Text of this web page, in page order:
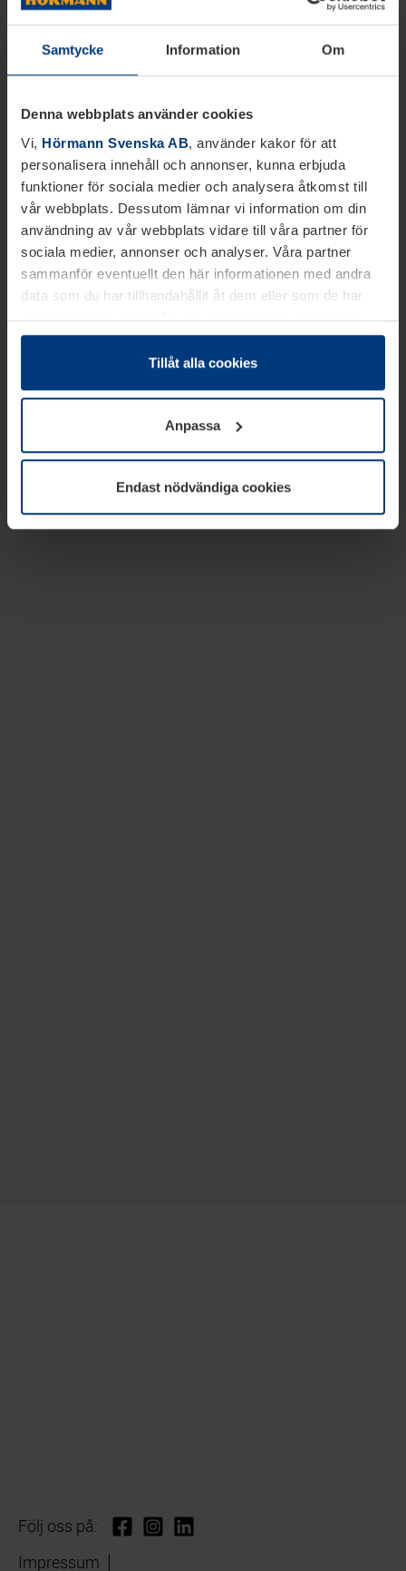
Samtycke Information Om
Denna webbplats använder cookies
Vi, Hörmann Svenska AB, använder kakor för att
personalisera innehåll och annonser, kunna erbjuda
funktioner för sociala medier och analysera åtkomst till
vår webbplats. Dessutom lämnar vi information om din
användning av vår webbplats vidare till våra partner för
sociala medier, annonser och analyser. Våra partner
sammanför eventuellt den här informationen med andra
data som du har tillhandahållit åt dem eller som de har
samlat in inom ramen för din användning av tjänsterna.
Juridiskt kan vi lagra kakor på din enhet, om de är
absolut nödvändiga för driften av den här webbplatsen.
godkännande kan du när som helst ändra eller återkalla i
informationen om kakor underDataskyddsförklaring
vår webbplats.
Tillåt alla cookies
Anpassa
Endast nödvändiga cookies
Följ oss på:
Impressum